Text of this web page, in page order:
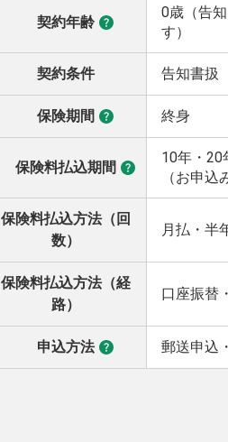
契約年齢
0歳（告
す）
契約条件 告知書扱
保険期間 終身
保険料払込期間
10年・20
（お申
保険料払込方法（回
数）
月払・半
保険料払込方法（経
路）
口座振替
申込方法 郵送申込